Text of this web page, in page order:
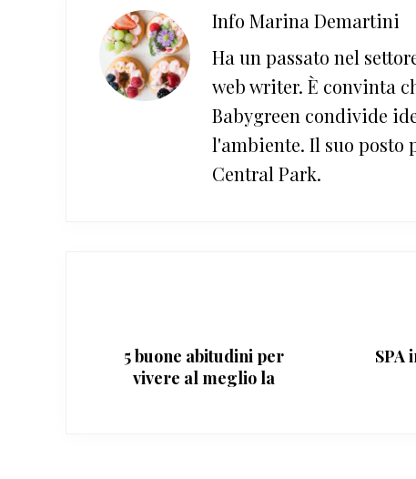
Info Marina Demartini
Ha un passato nel
web writer. È convinta
Babygreen condivide
l'ambiente. Il suo posto
Central Park.
5 buone abitudini per
vivere al meglio la
SPA